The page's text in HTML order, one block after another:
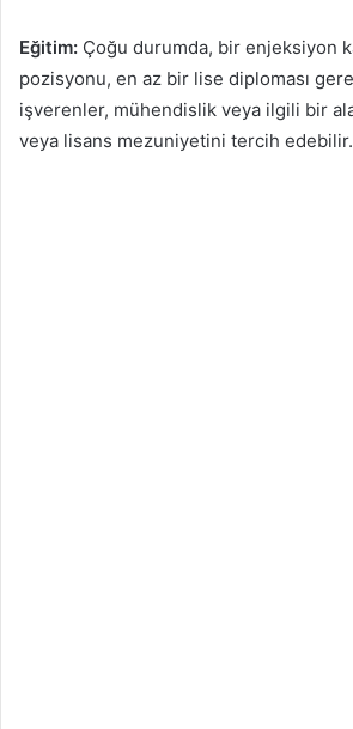
Eğitim: Çoğu durumda, bir enjeksiyon
pozisyonu, en az bir lise diploması
işverenler, mühendislik veya ilgili bir
veya lisans mezuniyetini tercih edebilir.